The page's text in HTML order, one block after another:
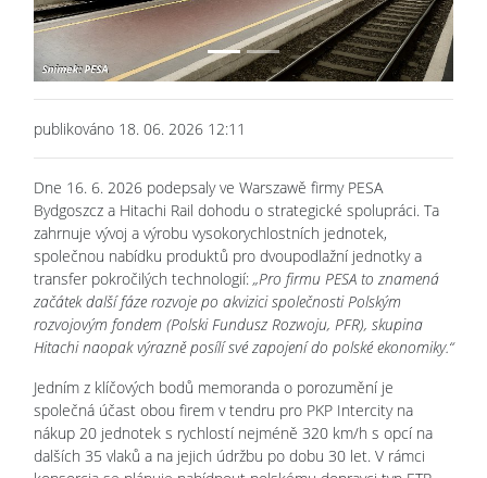
publikováno 18. 06. 2026 12:11
Dne 16. 6. 2026 podepsaly ve Warszawě firmy PESA
Bydgoszcz a Hitachi Rail dohodu o strategické spolupráci. Ta
zahrnuje vývoj a výrobu vysokorychlostních jednotek,
společnou nabídku produktů pro dvoupodlažní jednotky a
transfer pokročilých technologií: „Pro firmu PESA to znamená
začátek další fáze rozvoje po akvizici společnosti Polským
rozvojovým fondem (Polski Fundusz Rozwoju, PFR), skupina
Hitachi naopak výrazně posílí své zapojení do polské ekonomiky.“
Jedním z klíčových bodů memoranda o porozumění je
společná účast obou firem v tendru pro PKP Intercity na
nákup 20 jednotek s rychlostí nejméně 320 km/h s opcí na
dalších 35 vlaků a na jejich údržbu po dobu 30 let. V rámci